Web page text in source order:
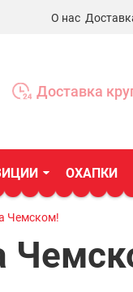
О нас
Доставка
ОХАПКИ
Чемском!